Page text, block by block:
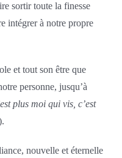
sortir toute la finesse
intégrer à notre propre
et tout son être que
personne, jusqu’à
plus moi qui vis, c’est
nouvelle et éternelle